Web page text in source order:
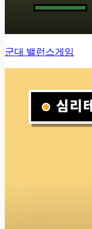
군대 밸런스게임